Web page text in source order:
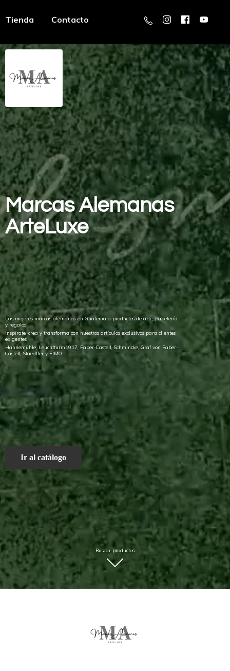
Tienda Contacto
MarcasAlemanas
ArteLuxe
Las mejores marcas alemanas en Guatemala productos de arte, papelería
y regalos
Inspírate, crea y transforma con nuestros artículos exclusivos para clientes
exigentes
Hahnemühle, Leuchtturm1917, Faber-Castell, Schmincke, Graf von Faber-
Castell, Staedtler y FIMO
Ir al catálogo
Buscar productos